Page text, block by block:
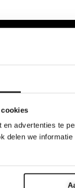
advertenties te
delen we